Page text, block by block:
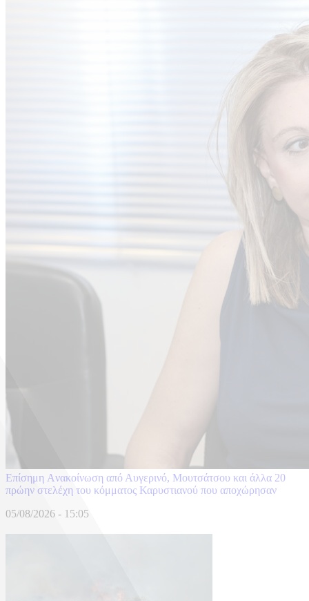
Επίσημη Aνακοίνωση από Αυγερινό, Μουτσάτσου και άλλα 20
πρώην στελέχη του κόμματος Καρυστιανού που αποχώρησαν
05/08/2026 - 15:05